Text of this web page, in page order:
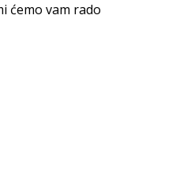
ćemo vam rado